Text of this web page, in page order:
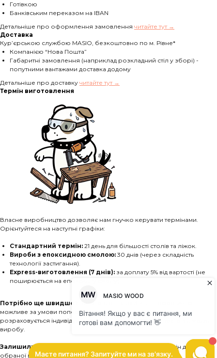
Готівкою
Банківським переказом на IBAN
Детальніше про оформлення замовлення читайте тут →
Доставка
Кур’єрською службою MASIO, безкоштовно по м. Рівне*
Компанією “Нова Пошта”
Габаритні замовлення (наприклад розкладний стіл у зборі) -
попутними вантажами доставка додому
Детальніше про доставку читайте тут →
Термін виготовлення
Власне виробництво дозволяє нам гнучко керувати термінами.
Орієнтуйтеся на наступні графіки:
Стандартний термін: 21 день для більшості столів та ліжок.
Вироби з епоксидною смолою: 30 днів (через складність
технології застигання).
Express-виготовлення (7 днів): за доплату 5% від вартості (не
поширюється на епоксидну смолу).
Потрібно ще швидше?
можливе за умови попереднього узгодження. Сума доплати
розраховується індивідуально (орієнтовно +10%), залежно від моделі
виробу.
Залишились питання?
Менеджер підкаже точний термін для
обраної вами моделі.